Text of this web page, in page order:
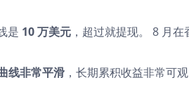
是 10 万美元 ，超过就提现。 8 月
线非常平滑 ，长期累积收益非常可